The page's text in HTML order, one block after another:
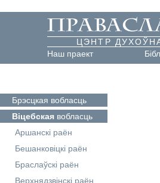
ЦЭНТР
Наш праект
Брэсцкая вобласць
Віцебская вобласць
Аршанскі раён
Бешанковіцкі раён
Браслаўскі раён
Верхнядзвінскі раён